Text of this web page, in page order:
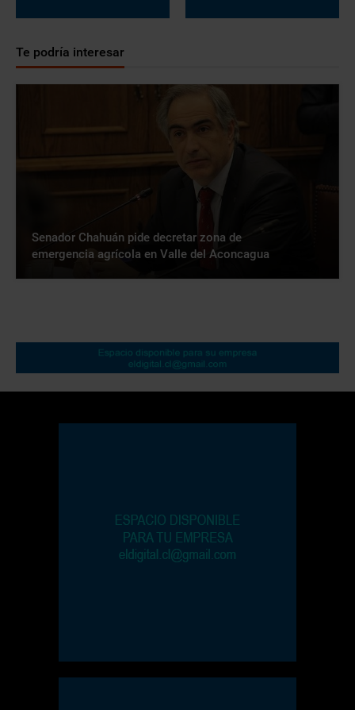
Te podría interesar
Senador Chahuán pide decretar zona de
emergencia agrícola en Valle del Aconcagua